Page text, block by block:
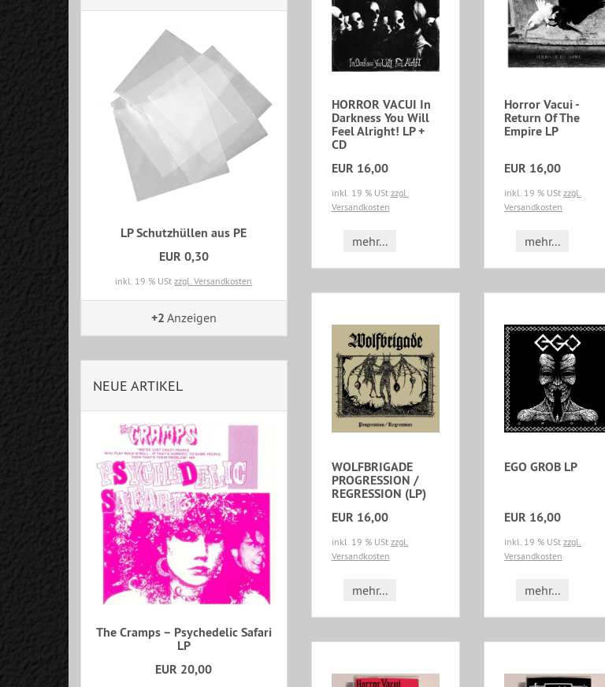
HORROR VACUI In
Darkness You Will
Feel Alright! LP +
CD
EUR 16,00
inkl. 19 % USt zzgl.
Versandkosten
mehr...
Horror Vacui -
Return Of The
Empire LP
EUR 16,00
inkl. 19 % USt zzgl.
Versandkosten
mehr...
WOLFBRIGADE
PROGRESSION /
REGRESSION (LP)
EUR 16,00
inkl. 19 % USt zzgl.
Versandkosten
mehr...
EGO GROB LP
EUR 16,00
inkl. 19 % USt zzgl.
Versandkosten
mehr...
LP Schutzhüllen aus PE
EUR 0,30
inkl. 19 % UStzzgl. Versandkosten
+2 Anzeigen
NEUE ARTIKEL
The Cramps – Psychedelic Safari
LP
EUR 20,00